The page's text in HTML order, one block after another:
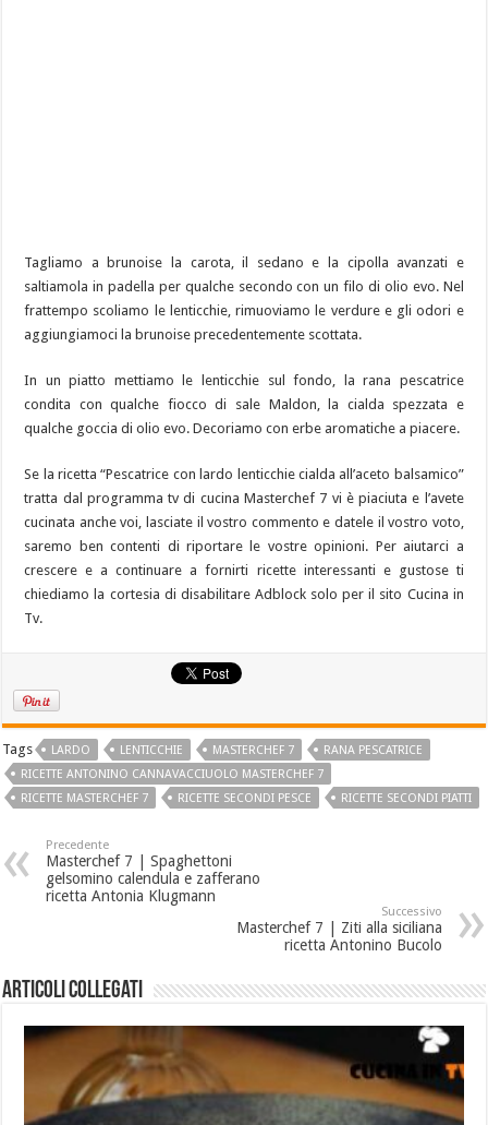
Tagliamo a brunoise la carota, il sedano e la cipolla avanzati e
saltiamola in padella per qualche secondo con un filo di olio evo. Nel
frattempo scoliamo le lenticchie, rimuoviamo le verdure e gli odori e
aggiungiamoci la brunoise precedentemente scottata.
In un piatto mettiamo le lenticchie sul fondo, la rana pescatrice
condita con qualche fiocco di sale Maldon, la cialda spezzata e
qualche goccia di olio evo. Decoriamo con erbe aromatiche a piacere.
Se la ricetta “Pescatrice con lardo lenticchie cialda all’aceto balsamico”
tratta dal programma tv di cucina Masterchef 7 vi è piaciuta e l’avete
cucinata anche voi, lasciate il vostro commento e datele il vostro voto,
saremo ben contenti di riportare le vostre opinioni. Per aiutarci a
crescere e a continuare a fornirti ricette interessanti e gustose ti
chiediamo la cortesia di disabilitare Adblock solo per il sito Cucina in
Tv.
Tags LARDO LENTICCHIE MASTERCHEF 7
RANA PESCATRICE
RICETTE ANTONINO CANNAVACCIUOLO MASTERCHEF 7
RICETTE MASTERCHEF 7
RICETTE SECONDI PESCE RICETTE SECONDI PIATTI
Precedente
Masterchef 7 | Spaghettoni
gelsomino calendula e zafferano
ricetta Antonia Klugmann
Successivo
Masterchef 7 | Ziti alla siciliana
ricetta Antonino Bucolo
Articoli collegati